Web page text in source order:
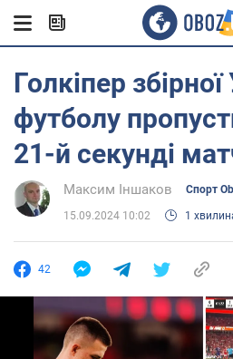
Голкіпер
футболу
21-й секунді
Максим Іншаков Спорт
15.09.2024 10:02 1
42